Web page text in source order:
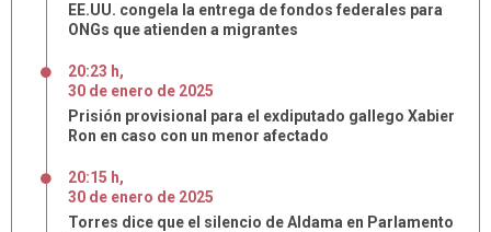
EE.UU. congela la entrega de fondos federales para
ONGs que atienden a migrantes
20:23 h,
30 de enero de 2025
Prisión provisional para el exdiputado gallego Xabier
Ron en caso con un menor afectado
20:15 h,
30 de enero de 2025
Torres dice que el silencio de Aldama en Parlamento